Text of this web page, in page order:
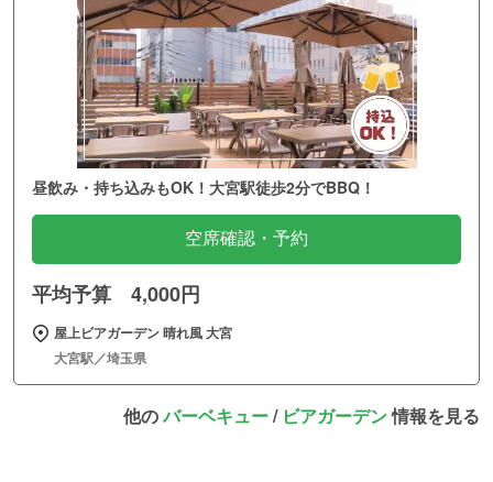
昼飲み・持ち込みもOK！大宮駅徒歩2分でBBQ！
空席確認・予約
平均予算 4,000円
屋上ビアガーデン 晴れ風 大宮
大宮駅／埼玉県
他のバーベキュー/ ビアガーデン情報を見る